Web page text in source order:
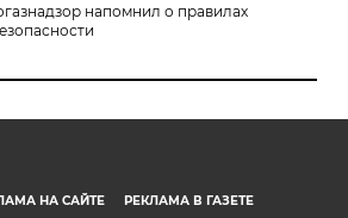
напомнил о правилах
НА САЙТЕ
РЕКЛАМА В ГАЗЕТЕ